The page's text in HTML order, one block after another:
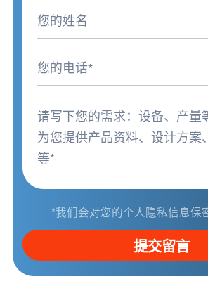
*我们会对您的个人隐私信息保
提交留言